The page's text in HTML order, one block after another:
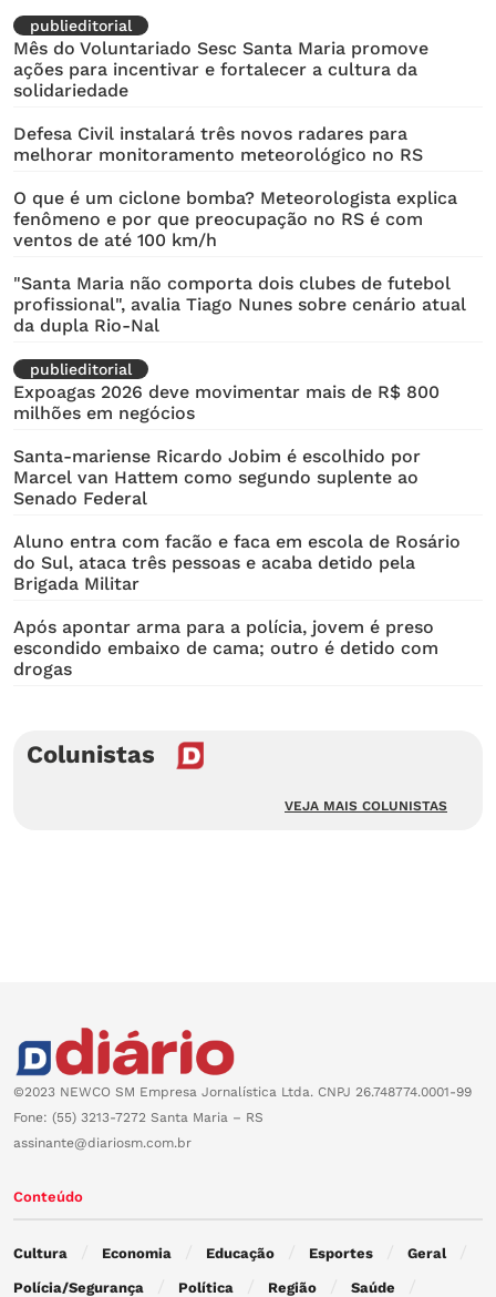
publieditorial
Mês do Voluntariado Sesc Santa Maria promove
ações para incentivar e fortalecer a cultura da
solidariedade
Defesa Civil instalará três novos radares para
melhorar monitoramento meteorológico no RS
O que é um ciclone bomba? Meteorologista explica
fenômeno e por que preocupação no RS é com
ventos de até 100 km/h
"Santa Maria não comporta dois clubes de futebol
profissional", avalia Tiago Nunes sobre cenário atual
da dupla Rio-Nal
publieditorial
Expoagas 2026 deve movimentar mais de R$ 800
milhões em negócios
Santa-mariense Ricardo Jobim é escolhido por
Marcel van Hattem como segundo suplente ao
Senado Federal
Aluno entra com facão e faca em escola de Rosário
do Sul, ataca três pessoas e acaba detido pela
Brigada Militar
Após apontar arma para a polícia, jovem é preso
escondido embaixo de cama; outro é detido com
drogas
Colunistas
VEJA MAIS COLUNISTAS
©2023 NEWCO SM Empresa Jornalística Ltda. CNPJ 26.748774.0001-99
Fone: (55) 3213-7272 Santa Maria – RS
assinante@diariosm.com.br
Conteúdo
Cultura Economia Educação Esportes Geral
Polícia/Segurança Política Região Saúde